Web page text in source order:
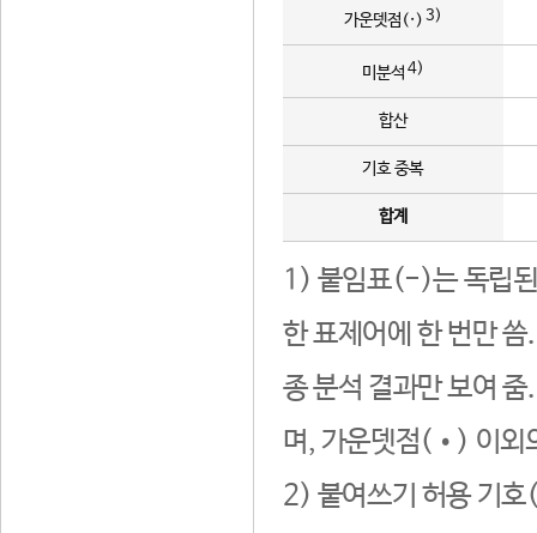
가운뎃점(·) 3)
미분석 4)
합산
기호 중복
합계
1) 붙임표(-)는 독립된
한 표제어에 한 번만
종 분석 결과만 보여
며, 가운뎃점(•) 이외
2) 붙여쓰기 허용 기호